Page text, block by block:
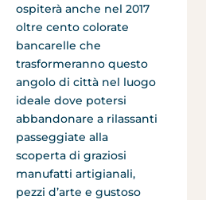
ospiterà anche nel 2017
oltre cento colorate
bancarelle che
trasformeranno questo
angolo di città nel luogo
ideale dove potersi
abbandonare a rilassanti
passeggiate alla
scoperta di graziosi
manufatti artigianali,
pezzi d’arte e gustoso